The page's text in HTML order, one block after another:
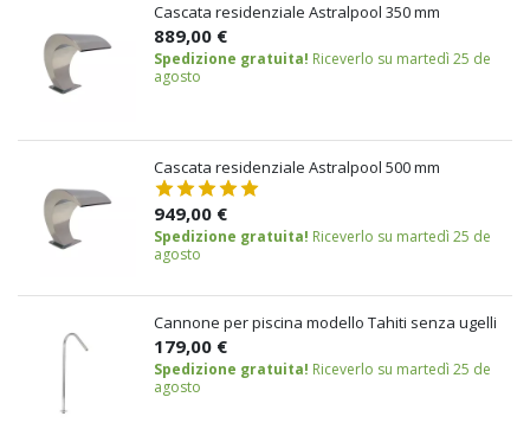
Cascata residenziale Astralpool 350 mm
889,00 €
Spedizione gratuita! Riceverlo su martedì 25 de
agosto
Cascata residenziale Astralpool 500 mm
949,00 €
Spedizione gratuita! Riceverlo su martedì 25 de
agosto
Cannone per piscina modello Tahiti senza ugelli
179,00 €
Spedizione gratuita! Riceverlo su martedì 25 de
agosto